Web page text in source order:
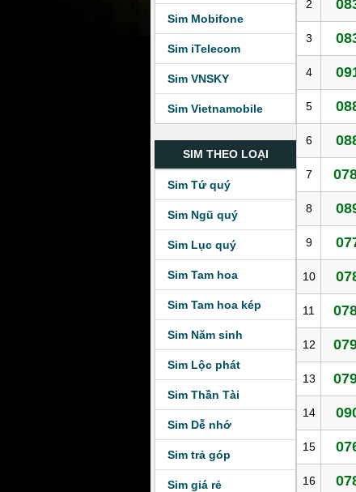
Sim Mobifone
Sim iTelecom
Sim VNSKY
Sim Vietnamobile
SIM THEO LOẠI
Sim Tứ quý
Sim Ngũ quý
Sim Lục quý
Sim Tam hoa
Sim Tam hoa kép
Sim Năm sinh
Sim Lộc phát
Sim Thần Tài
Sim Dễ nhớ
Sim trả góp
Sim giá rẻ
2
3
4
5
6
7
8
9
10
11
12
13
14
15
16